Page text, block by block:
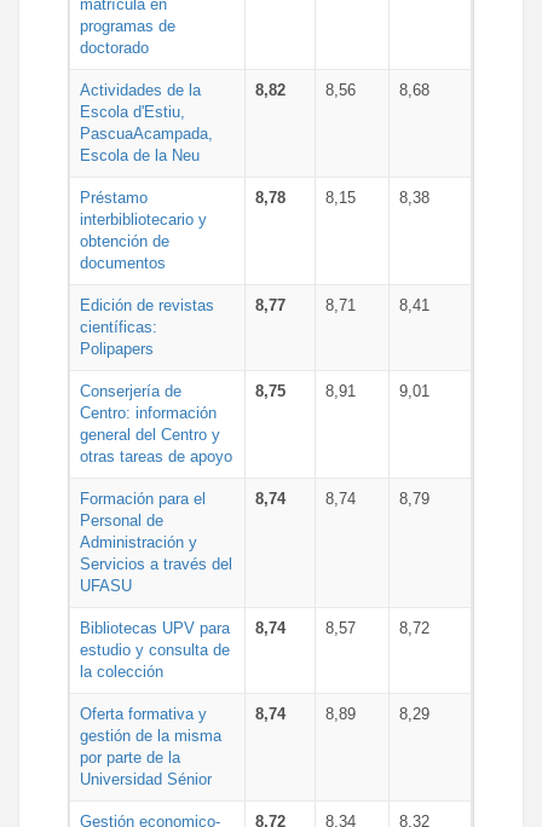
matrícula en
programas de
doctorado
Actividades de la
Escola d'Estiu,
PascuaAcampada,
Escola de la Neu
8,82 8,56 8,68
Préstamo
interbibliotecario y
obtención de
documentos
8,78 8,15 8,38
Edición de revistas
científicas:
Polipapers
8,77 8,71 8,41
Conserjería de
Centro: información
general del Centro y
otras tareas de apoyo
8,75 8,91 9,01
Formación para el
Personal de
Administración y
Servicios a través del
UFASU
8,74 8,74 8,79
Bibliotecas UPV para
estudio y consulta de
la colección
8,74 8,57 8,72
Oferta formativa y
gestión de la misma
por parte de la
Universidad Sénior
8,74 8,89 8,29
Gestión economico- 8,72 8,34 8,32